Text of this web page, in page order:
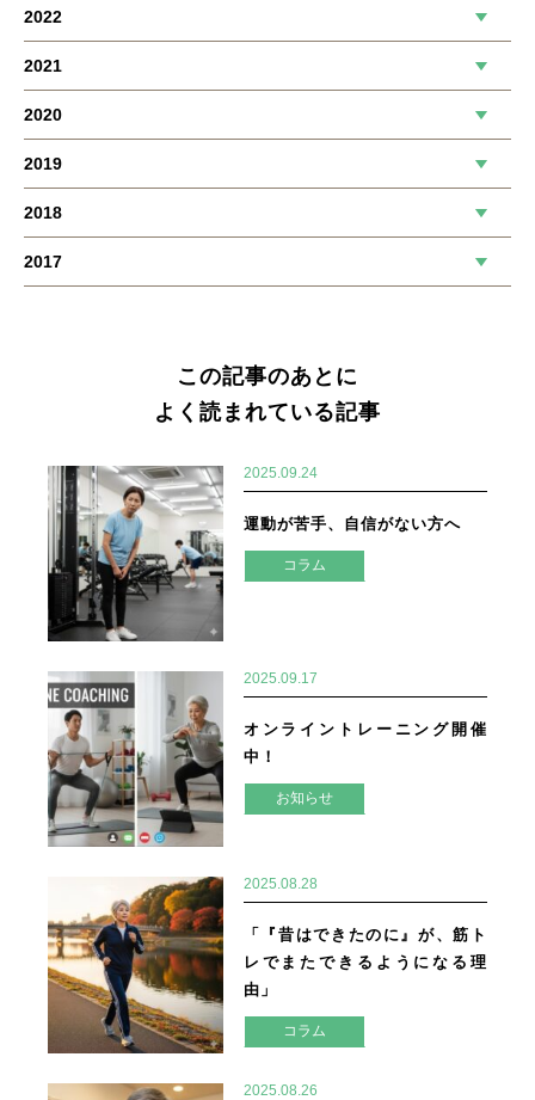
2022
2021
2020
2019
2018
2017
この記事のあとに
よく読まれている記事
2025.09.24
運動が苦手、自信がない方へ
コラム
2025.09.17
オンライントレーニング開催
中！
お知らせ
2025.08.28
「『昔はできたのに』が、筋ト
レでまたできるようになる理
由」
コラム
2025.08.26